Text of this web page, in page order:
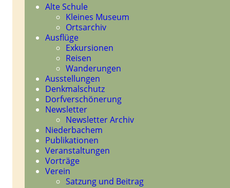
Navigation
überspringen
Alte Schule
Kleines Museum
Ortsarchiv
Ausflüge
Exkursionen
Reisen
Wanderungen
Ausstellungen
Denkmalschutz
Dorfverschönerung
Newsletter
Newsletter Archiv
Niederbachem
Publikationen
Veranstaltungen
Vorträge
Verein
Satzung und Beitrag